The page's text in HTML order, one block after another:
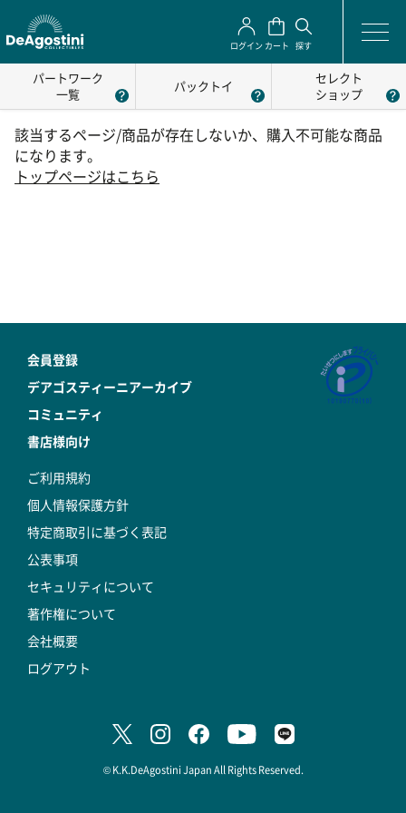
ログイン カート 探す
パートワーク
一覧
パックトイ
セレクト
ショップ
該当するページ/商品が存在しないか、購入不可能な商品
になります。
トップページはこちら
会員登録
デアゴスティーニアーカイブ
コミュニティ
書店様向け
ご利用規約
個人情報保護方針
特定商取引に基づく表記
公表事項
セキュリティについて
著作権について
会社概要
ログアウト
© K.K.DeAgostini Japan All Rights Reserved.